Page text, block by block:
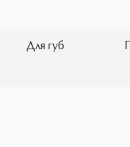
Для губ